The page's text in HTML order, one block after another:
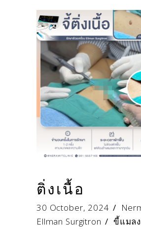
ติ่งเนื้อ
30 October, 2024
Ellman Surgitron / ขี้แมล